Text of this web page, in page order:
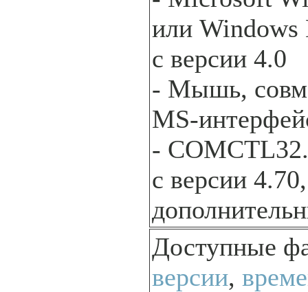
или Windows
с версии 4.0
- Мышь,
MS-
-
с версии
Доступные
версии,